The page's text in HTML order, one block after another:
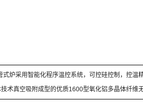
炉采用智能化程序温控系统，可控硅控制，控温
术真空吸附成型的优质1600型氧化铝多晶体纤维